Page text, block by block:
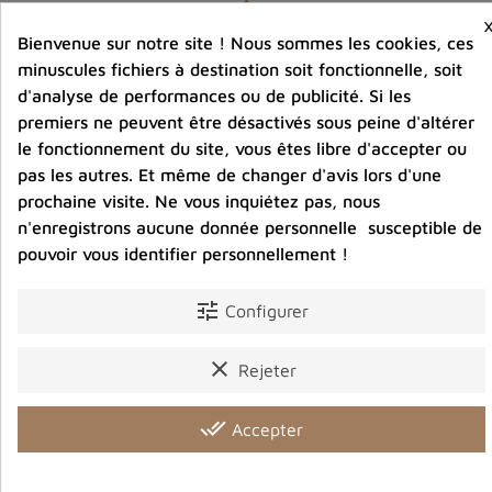
Bague tibétaine bouddhiste Chenrezi métal
blanc
Bienvenue sur notre site ! Nous sommes les cookies, ces
minuscules fichiers à destination soit fonctionnelle, soit
d'analyse de performances ou de publicité. Si les
premiers ne peuvent être désactivés sous peine d'altérer
le fonctionnement du site, vous êtes libre d'accepter ou
pas les autres. Et même de changer d'avis lors d'une
prochaine visite. Ne vous inquiétez pas, nous
n'enregistrons aucune donnée personnelle susceptible de
pouvoir vous identifier personnellement !
tune Configurer
clear Rejeter
done_all Accepter